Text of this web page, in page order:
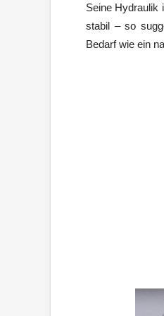
Seine Hydraulik
stabil – so
Bedarf wie ein